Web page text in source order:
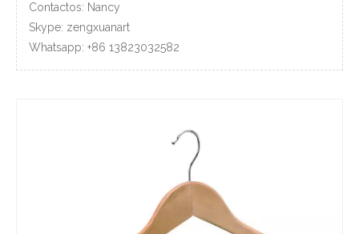
Contactos: Nancy
Skype: zengxuanart
Whatsapp: +86 13823032582